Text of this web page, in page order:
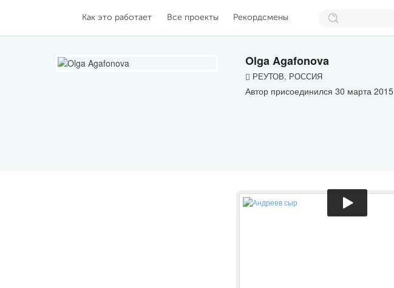
Как это работает Все проекты Рекордсмены
Olga Agafonova
РЕУТОВ, РОССИЯ
Автор присоединился 30 марта 2015